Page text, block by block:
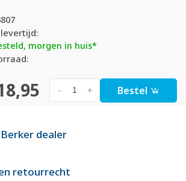
morgen in huis*
+
- Bestel
dealer
retourrecht